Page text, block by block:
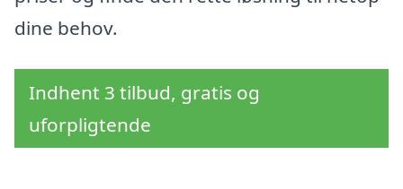
dine behov.
Indhent 3 tilbud, gratis og
uforpligtende